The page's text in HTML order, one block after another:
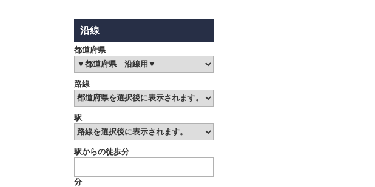
沿線
都道府県
路線
駅
駅からの徒歩分
分